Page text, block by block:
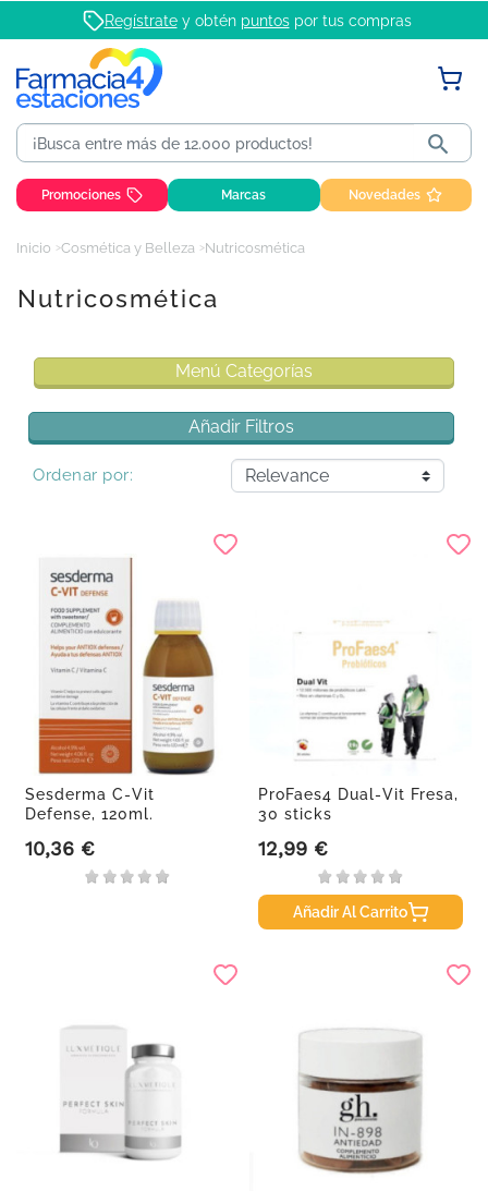
Regístratey obtén puntospor tus compras

Promociones Marcas Novedades
Inicio Cosmética y Belleza Nutricosmética
Nutricosmética
Menú Categorías
Añadir Filtros
Ordenar por:
Sesderma C-Vit
Defense, 120ml.
Precio
10,36 €
ProFaes4 Dual-Vit Fresa,
30 sticks
Precio
12,99 €
Añadir Al Carrito